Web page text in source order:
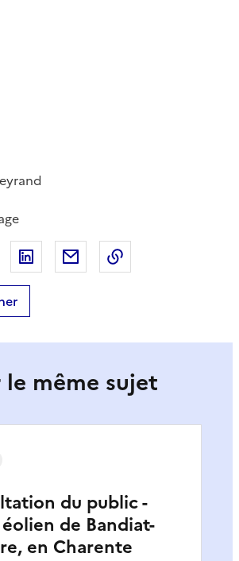
sur Facebook
Partager sur XPartager sur LinkedIn
Partager par email
le même sujet
du public -
de Bandiat-
en Charente